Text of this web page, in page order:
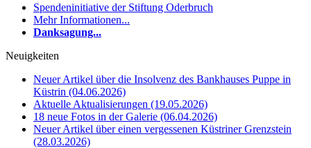
Spendeninitiative der Stiftung Oderbruch
Mehr Informationen...
Danksagung...
Neuigkeiten
Neuer Artikel über die Insolvenz des Bankhauses Puppe in
Küstrin (04.06.2026)
Aktuelle Aktualisierungen (19.05.2026)
18 neue Fotos in der Galerie (06.04.2026)
Neuer Artikel über einen vergessenen Küstriner Grenzstein
(28.03.2026)